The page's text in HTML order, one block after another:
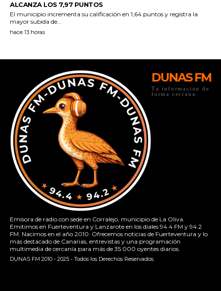
DUNAS FM
Tu informacion de
forma cercana
Emisora de radio con sede en Corralejo, municipio de La Oliva.
Emitimos en Fuerteventura y Lanzarote en los diales 94.4 FM y 94.2
FM. Nacimos en el año 2010. Ofrecemos noticias de Fuerteventura y lo
más destacado de Canarias, entrevistas y una programación
multimedia de cercanía para más de 35.000 oyentes diarios.
DUNAS FM 2010 - 2025 - Todos los Derechos Reservados.